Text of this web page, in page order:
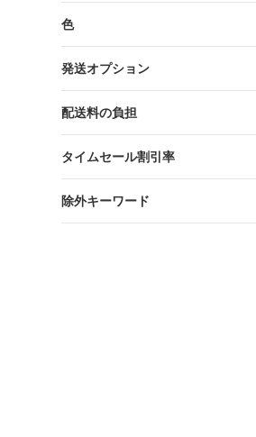
色
発送オプション
配送料の負担
タイムセール割引率
除外キーワード